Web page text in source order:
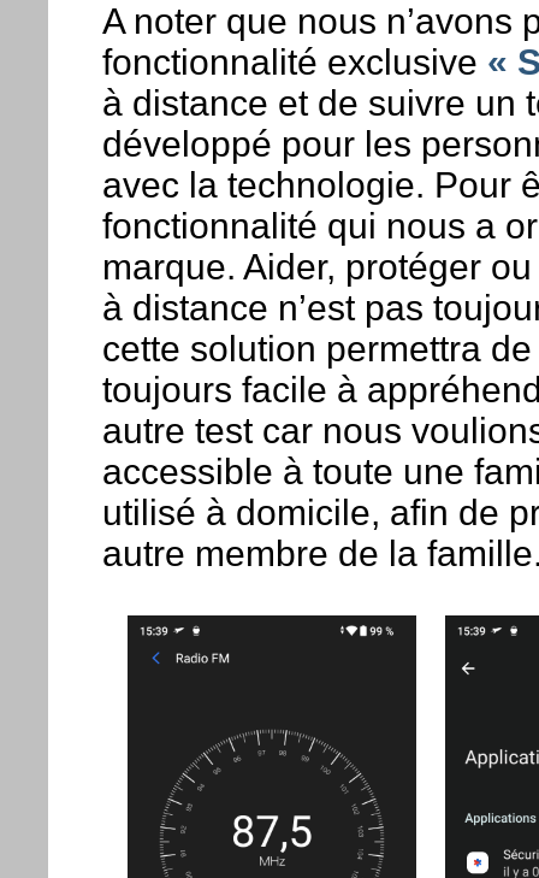
A noter que nous n’avons
fonctionnalité exclusive «
à distance et de suivre un
développé pour les
avec la technologie. Pour
fonctionnalité qui nous a
marque. Aider, protéger
à distance n’est pas
cette solution permettra
toujours facile à
autre test car nous
accessible à toute une
utilisé à domicile, afin de
autre membre de la